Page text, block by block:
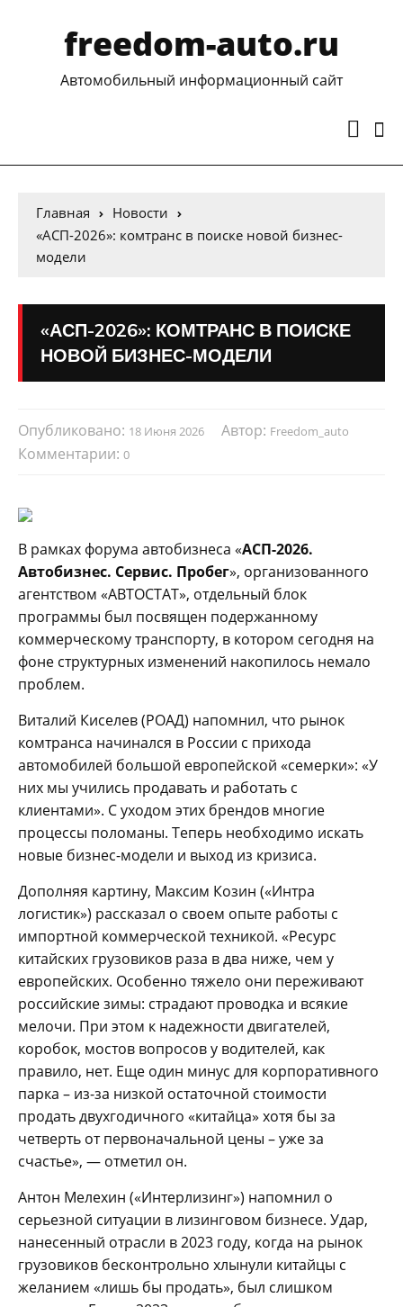
freedom-auto.ru
Автомобильный информационный сайт
Главная
Новости
«АСП-2026»: комтранс в поиске новой бизнес-
модели
«АСП-2026»: КОМТРАНС В ПОИСКЕ
НОВОЙ БИЗНЕС-МОДЕЛИ
Опубликовано: 18 Июня 2026 Автор: Freedom_auto
Комментарии: 0
В рамках форума автобизнеса «АСП-2026.
Автобизнес. Сервис. Пробег», организованного
агентством «АВТОСТАТ», отдельный блок
программы был посвящен подержанному
коммерческому транспорту, в котором сегодня на
фоне структурных изменений накопилось немало
проблем.
Виталий Киселев (РОАД) напомнил, что рынок
комтранса начинался в России с прихода
автомобилей большой европейской «семерки»: «У
них мы учились продавать и работать с
клиентами». С уходом этих брендов многие
процессы поломаны. Теперь необходимо искать
новые бизнес-модели и выход из кризиса.
Дополняя картину, Максим Козин («Интра
логистик») рассказал о своем опыте работы с
импортной коммерческой техникой. «Ресурс
китайских грузовиков раза в два ниже, чем у
европейских. Особенно тяжело они переживают
российские зимы: страдают проводка и всякие
мелочи. При этом к надежности двигателей,
коробок, мостов вопросов у водителей, как
правило, нет. Еще один минус для корпоративного
парка – из-за низкой остаточной стоимости
продать двухгодичного «китайца» хотя бы за
четверть от первоначальной цены – уже за
счастье», — отметил он.
Антон Мелехин («Интерлизинг») напомнил о
серьезной ситуации в лизинговом бизнесе. Удар,
нанесенный отрасли в 2023 году, когда на рынок
грузовиков бесконтрольно хлынули китайцы с
желанием «лишь бы продать», был слишком